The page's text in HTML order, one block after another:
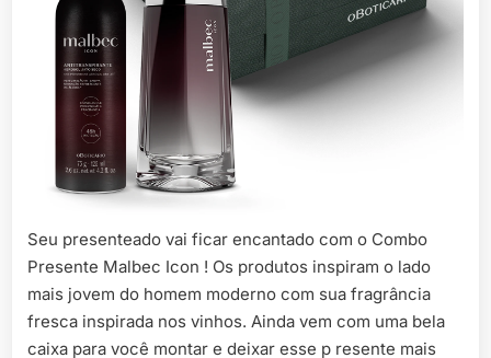
Seu presenteado vai ficar encantado com o Combo
Presente Malbec Icon ! Os produtos inspiram o lado
mais jovem do homem moderno com sua fragrância
fresca inspirada nos vinhos. Ainda vem com uma bela
caixa para você montar e deixar esse p resente mais